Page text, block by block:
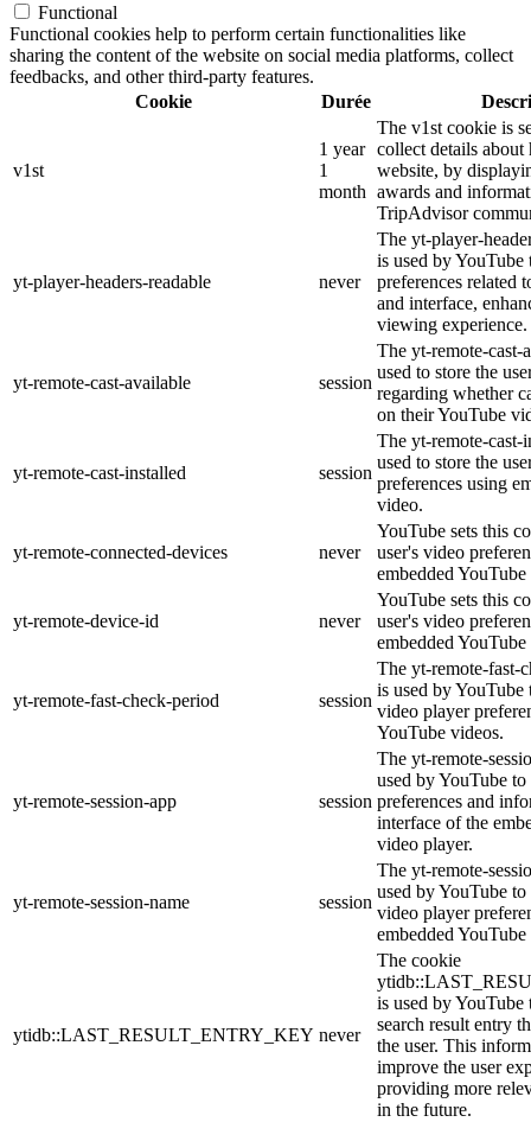
Functional
Functional cookies help to perform certain functionalities like
sharing the content of the website on social media platforms, collect
feedbacks, and other third-party features.
Cookie
Durée
v1st
1 year
1
month
The v1st cookie is
collect details
website, by
awards and
TripAdvisor
yt-player-headers-readable never
The yt-player-
is used by YouTube
preferences related
and interface,
viewing experience.
yt-remote-cast-available session
The yt-remote-cast-
used to store the
regarding whether
on their YouTube
yt-remote-cast-installed session
The yt-remote-cast-
used to store the
preferences using
video.
yt-remote-connected-devices never
YouTube sets this
user's video
embedded
yt-remote-device-id never
YouTube sets this
user's video
embedded
yt-remote-fast-check-period session
The yt-remote-fast-
is used by YouTube
video player
YouTube videos.
yt-remote-session-app session
The yt-remote-
used by YouTube to
preferences and
interface of the
video player.
yt-remote-session-name session
The yt-remote-
used by YouTube to
video player
embedded
ytidb::LAST_RESULT_ENTRY_KEY never
The cookie
is used by YouTube
search result entry
the user. This
improve the user
providing more
in the future.